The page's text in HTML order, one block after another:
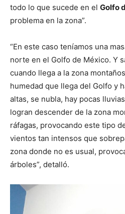
todo lo que sucede en el Golfo
problema en la zona”.
“En este caso teníamos una
norte en el Golfo de México. Y
cuando llega a la zona
humedad que llega del Golfo y
altas, se nubla, hay pocas
logran descender de la zona
ráfagas, provocando este tipo
vientos tan intensos que
zona donde no es usual,
árboles”, detalló.